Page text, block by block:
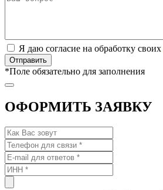
Я даю согласие на обработку своих
*Поле обязательно для заполнения
ОФОРМИТЬ ЗАЯВКУ